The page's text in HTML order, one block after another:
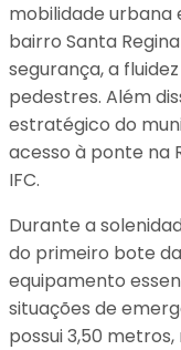
mobilidade urbana
bairro Santa
segurança, a
pedestres. Além
estratégico do
acesso à ponte na
IFC.
Durante a
do primeiro bote
equipamento
situações de
possui 3,50